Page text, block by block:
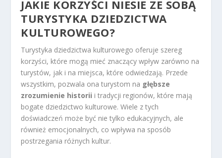
JAKIE KORZYŚCI NIESIE ZE SOBĄ
TURYSTYKA DZIEDZICTWA
KULTUROWEGO?
Turystyka dziedzictwa kulturowego oferuje szereg
korzyści, które mogą mieć znaczący wpływ zarówno na
turystów, jak i na miejsca, które odwiedzają. Przede
wszystkim, pozwala ona turystom na głębsze
zrozumienie historii i tradycji regionów, które mają
bogate dziedzictwo kulturowe. Wiele z tych
doświadczeń może być nie tylko edukacyjnych, ale
również emocjonalnych, co wpływa na sposób
postrzegania różnych kultur.